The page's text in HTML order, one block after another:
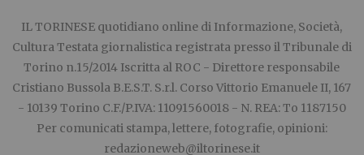
IL TORINESE quotidiano online di Informazione, Società,
Cultura Testata giornalistica registrata presso il Tribunale di
Torino n.15/2014 Iscritta al ROC - Direttore responsabile
Cristiano Bussola B.E.S.T. S.r.l. Corso Vittorio Emanuele II, 167
- 10139 Torino C.F./P.IVA: 11091560018 - N. REA: To 1187150
Per comunicati stampa, lettere, fotografie, opinioni:
redazioneweb@iltorinese.it